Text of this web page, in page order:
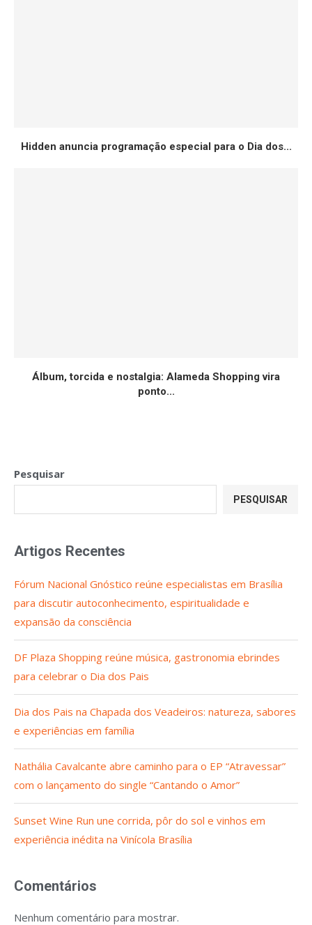
Hidden anuncia programação especial para o Dia dos...
Álbum, torcida e nostalgia: Alameda Shopping vira
ponto...
Pesquisar
PESQUISAR
Artigos Recentes
Fórum Nacional Gnóstico reúne especialistas em Brasília
para discutir autoconhecimento, espiritualidade e
expansão da consciência
DF Plaza Shopping reúne música, gastronomia ebrindes
para celebrar o Dia dos Pais
Dia dos Pais na Chapada dos Veadeiros: natureza, sabores
e experiências em família
Nathália Cavalcante abre caminho para o EP “Atravessar”
com o lançamento do single “Cantando o Amor”
Sunset Wine Run une corrida, pôr do sol e vinhos em
experiência inédita na Vinícola Brasília
Comentários
Nenhum comentário para mostrar.